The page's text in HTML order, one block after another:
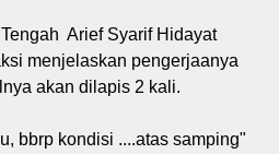
Arief Syarif Hidayat
menjelaskan pengerjaanya
akan dilapis 2 kali.
bbrp kondisi ....atas samping"